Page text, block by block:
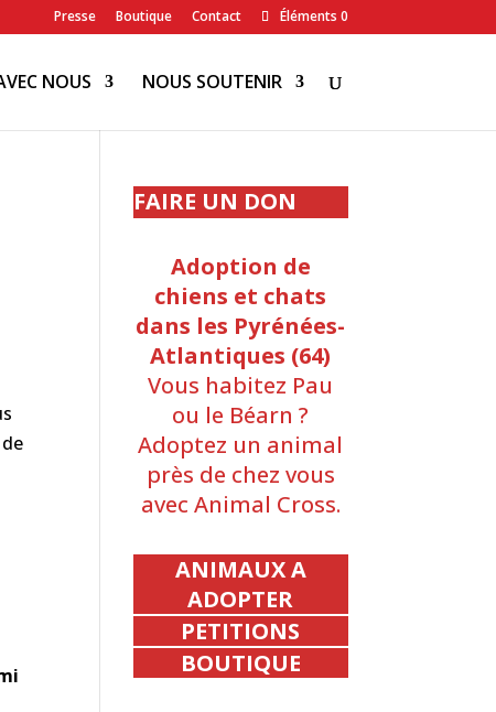
Presse Boutique Contact Éléments 0
NOUS NOUS SOUTENIR
FAIRE UN DON
Adoption de
chiens et chats
dans les Pyrénées-
Atlantiques (64)
Vous habitez Pau
ou le Béarn ?
Adoptez un animal
près de chez vous
avec Animal Cross.
ANIMAUX A
ADOPTER
PETITIONS
BOUTIQUE